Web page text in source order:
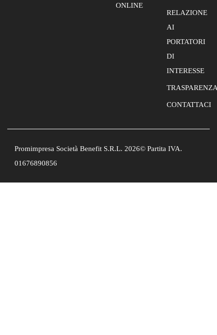
ONLINE
RELAZIONE
AI
PORTATORI
DI
INTERESSE
CONTATTACI
Promimpresa Società Benefit S.R.L. 2026© Partita IVA.
01676890856